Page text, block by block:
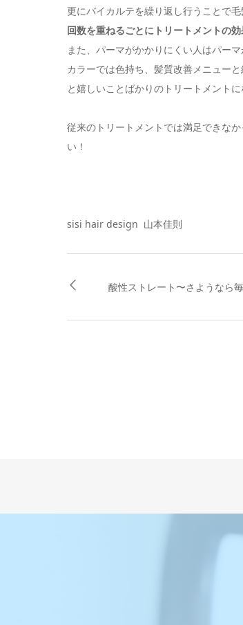
更にバイカルテを繰り返し行うことで
回数を重ねるごとにトリートメントの
また、パーマがかかりにくい人はパーマ
カラーでは色持ち、髪質改善メニュー
と嬉しいことばかりのトリートメントに
従来のトリートメントでは満足できな
い！
sisi hair design 山本佳則
酸性ストレート〜さようなら